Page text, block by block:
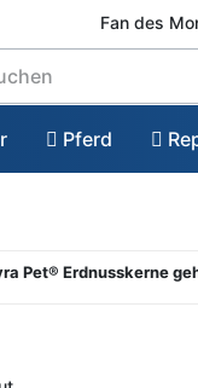
Fan des
Pferd
Pet® Erdnusskerne